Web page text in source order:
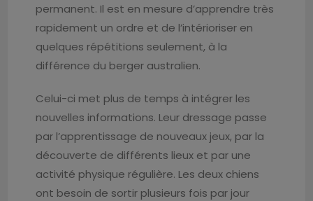
permanent. Il est en mesure d’apprendre très
rapidement un ordre et de l’intérioriser en
quelques répétitions seulement, à la
différence du berger australien.
Celui-ci met plus de temps à intégrer les
nouvelles informations. Leur dressage passe
par l’apprentissage de nouveaux jeux, par la
découverte de différents lieux et par une
activité physique régulière. Les deux chiens
ont besoin de sortir plusieurs fois par jour